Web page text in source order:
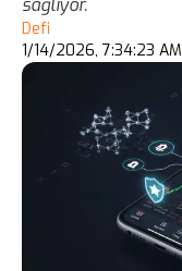
sağlıyor.
Defi
1/14/2026, 7:34:23 AM